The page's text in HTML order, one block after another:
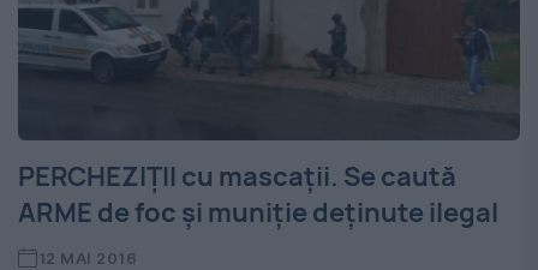
PERCHEZIȚII cu mascații. Se caută
ARME de foc și muniție deținute ilegal
12 MAI 2016